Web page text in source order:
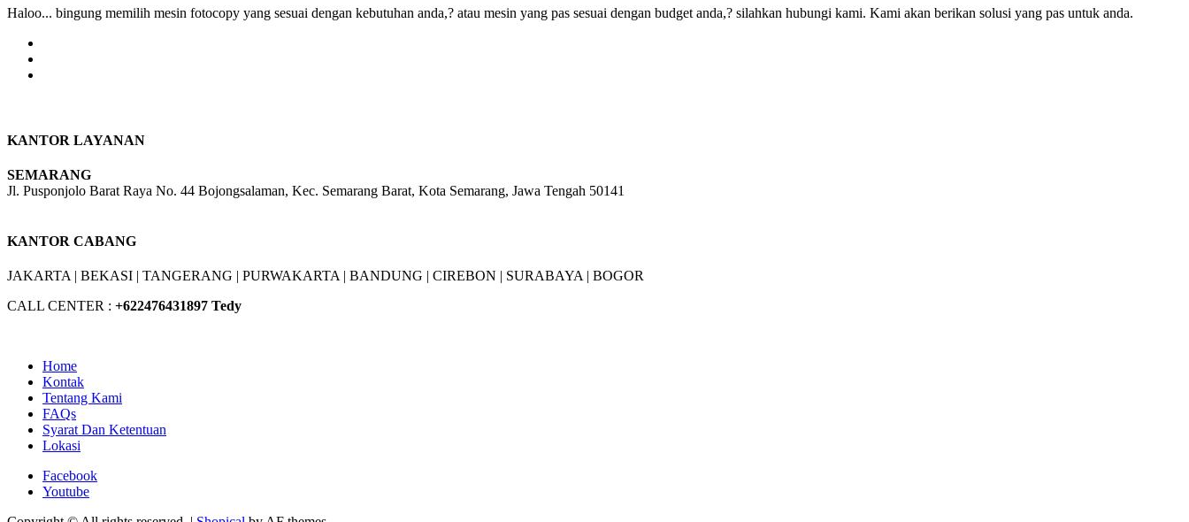
Haloo... bingung memilih mesin fotocopy yang sesuai dengan kebutuhan anda,? atau mesin yang pas sesuai dengan budget anda,? silahkan hubungi kami. Kami akan berikan solusi yang pas untuk anda.
KANTOR LAYANAN
SEMARANG
Jl. Pusponjolo Barat Raya No. 44 Bojongsalaman, Kec. Semarang Barat, Kota Semarang, Jawa Tengah 50141
KANTOR CABANG
JAKARTA | BEKASI | TANGERANG | PURWAKARTA | BANDUNG | CIREBON | SURABAYA | BOGOR
CALL CENTER : +622476431897 Tedy
Home
Kontak
Tentang Kami
FAQs
Syarat Dan Ketentuan
Lokasi
Facebook
Youtube